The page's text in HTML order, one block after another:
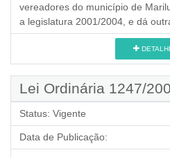
vereadores do município de
a legislatura 2001/2004, e dá
Lei Ordinária 1247/
Status: Vigente
Data de Publicação: